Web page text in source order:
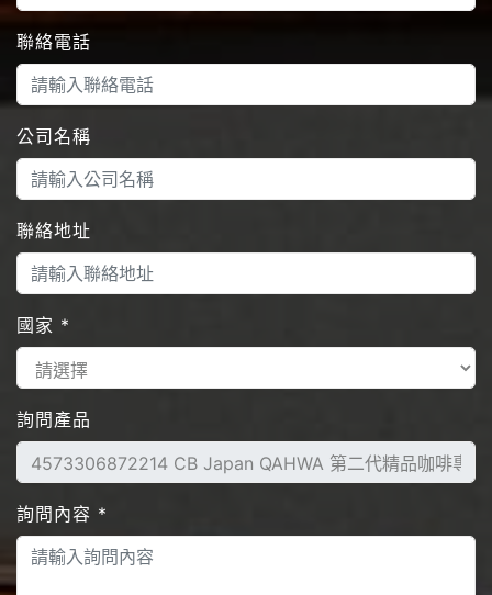
聯絡電話
公司名稱
聯絡地址
國家 *
詢問產品
詢問內容 *